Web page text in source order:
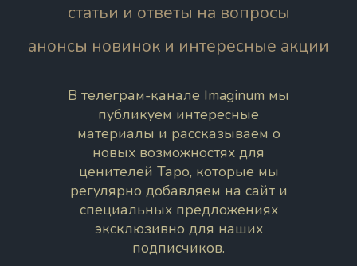
статьи и ответы на вопросы
анонсы новинок и интересные акции
В телеграм-канале Imaginum мы
публикуем интересные
материалы и рассказываем о
новых возможностях для
ценителей Таро, которые мы
регулярно добавляем на сайт и
специальных предложениях
эксклюзивно для наших
подписчиков.